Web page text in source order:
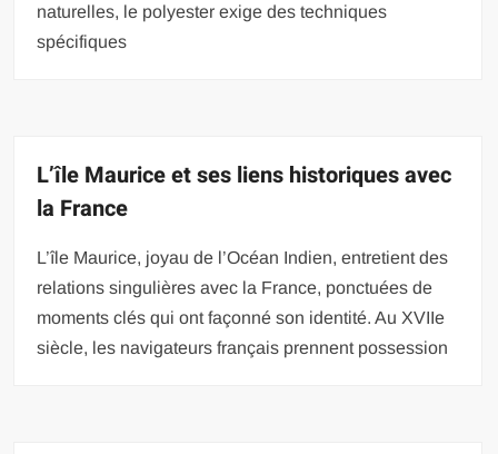
naturelles, le polyester exige des techniques
spécifiques
L’île Maurice et ses liens historiques avec
la France
L’île Maurice, joyau de l’Océan Indien, entretient des
relations singulières avec la France, ponctuées de
moments clés qui ont façonné son identité. Au XVIIe
siècle, les navigateurs français prennent possession